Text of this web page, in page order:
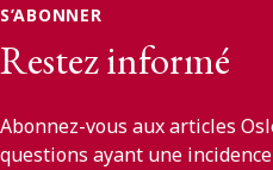
S’ABONNER
Restez informé
Abonnez-vous aux articles
questions ayant une